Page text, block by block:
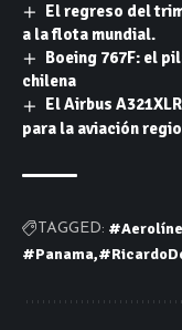
El regreso del
a la flota mundial.
Boeing 767F: el
chilena
El Airbus
para la aviación
TAGGED:
#Panama